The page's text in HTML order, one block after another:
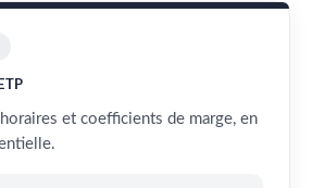
et coefficients de marge, en